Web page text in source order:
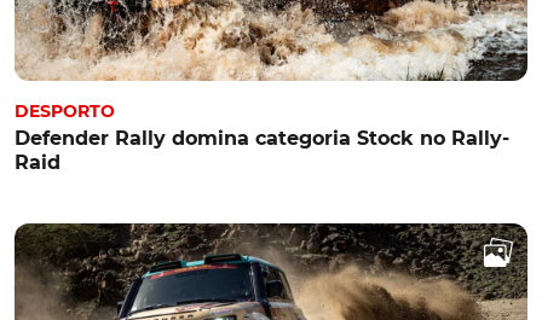
DESPORTO
Defender Rally domina categoria Stock no Rally-
Raid